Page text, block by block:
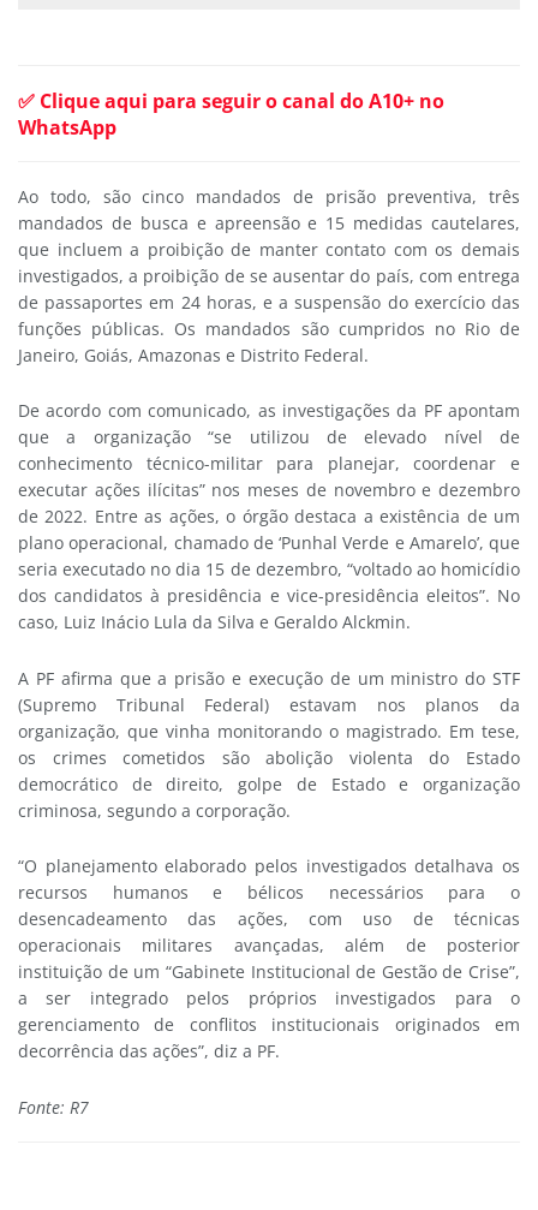
✅ Clique aqui para seguir o canal do A10+ no
WhatsApp
Ao todo, são cinco mandados de prisão preventiva, três
mandados de busca e apreensão e 15 medidas cautelares,
que incluem a proibição de manter contato com os demais
investigados, a proibição de se ausentar do país, com entrega
de passaportes em 24 horas, e a suspensão do exercício das
funções públicas. Os mandados são cumpridos no Rio de
Janeiro, Goiás, Amazonas e Distrito Federal.
De acordo com comunicado, as investigações da PF apontam
que a organização “se utilizou de elevado nível de
conhecimento técnico-militar para planejar, coordenar e
executar ações ilícitas” nos meses de novembro e dezembro
de 2022. Entre as ações, o órgão destaca a existência de um
plano operacional, chamado de ‘Punhal Verde e Amarelo’, que
seria executado no dia 15 de dezembro, “voltado ao homicídio
dos candidatos à presidência e vice-presidência eleitos”. No
caso, Luiz Inácio Lula da Silva e Geraldo Alckmin.
A PF afirma que a prisão e execução de um ministro do STF
(Supremo Tribunal Federal) estavam nos planos da
organização, que vinha monitorando o magistrado. Em tese,
os crimes cometidos são abolição violenta do Estado
democrático de direito, golpe de Estado e organização
criminosa, segundo a corporação.
“O planejamento elaborado pelos investigados detalhava os
recursos humanos e bélicos necessários para o
desencadeamento das ações, com uso de técnicas
operacionais militares avançadas, além de posterior
instituição de um “Gabinete Institucional de Gestão de Crise”,
a ser integrado pelos próprios investigados para o
gerenciamento de conflitos institucionais originados em
decorrência das ações”, diz a PF.
Fonte: R7